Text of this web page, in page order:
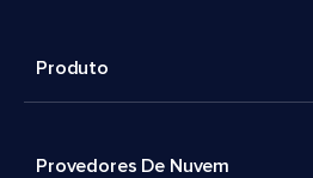
Produto
Provedores De Nuvem